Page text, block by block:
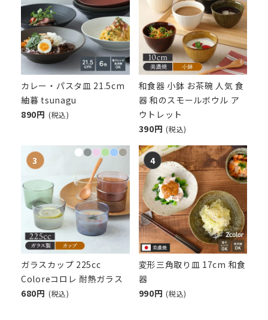
カレー・パスタ皿 21.5cm
紬暮 tsunagu
890円 (税込)
和食器 小鉢 お茶碗 人気 食
器 和のスモールボウル ア
ウトレット
390円 (税込)
ガラスカップ 225cc
Coloreコロレ 耐熱ガラス
680円 (税込)
変形三角取り皿 17cm 和食
器
990円 (税込)